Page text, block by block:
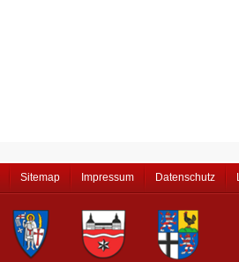
Sitemap Impressum Datenschutz